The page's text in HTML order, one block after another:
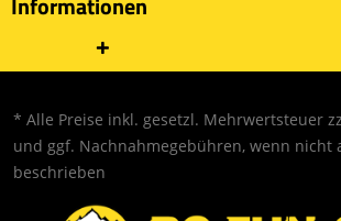
* Alle Preise inkl. gesetzl. Mehrwertsteuer
und ggf. Nachnahmegebühren, wenn nicht
beschrieben